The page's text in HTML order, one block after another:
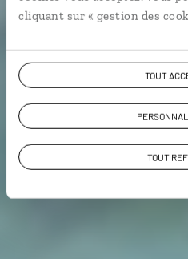
cliquant sur « gestion des
TOUT
TOUT
Croisière
Voir les 2 avis sur les
Guadeloupe
VOIR LA